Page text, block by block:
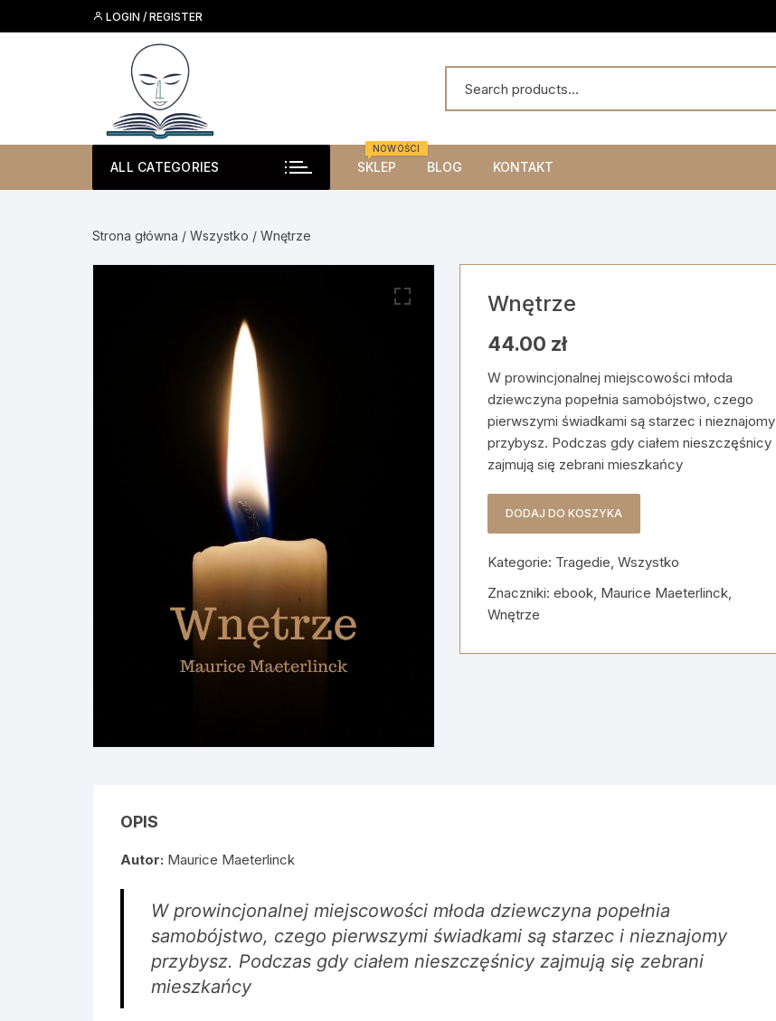
to
LOGIN / REGISTER
ALL CATEGORIES SKLEP
NOWOŚCI
BLOG KONTAKT
Strona główna / Wszystko / Wnętrze
Wnętrze
44.00 zł
W prowincjonalnej miejscowości młoda
dziewczyna popełnia samobójstwo, czego
pierwszymi świadkami są starzec i nieznajomy
przybysz. Podczas gdy ciałem nieszczęśnicy
zajmują się zebrani mieszkańcy
DODAJ DO KOSZYKA
Kategorie: Tragedie,Wszystko
Znaczniki:ebook, Maurice Maeterlinck,
Wnętrze
OPIS
Autor: Maurice Maeterlinck
W prowincjonalnej miejscowości młoda dziewczyna popełnia
samobójstwo, czego pierwszymi świadkami są starzec i nieznajomy
przybysz. Podczas gdy ciałem nieszczęśnicy zajmują się zebrani
mieszkańcy